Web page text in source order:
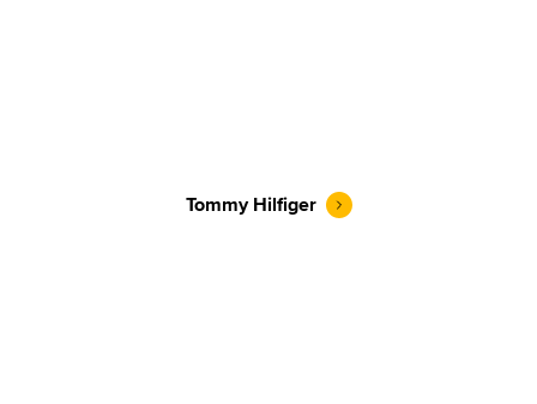
Tommy Hilfiger